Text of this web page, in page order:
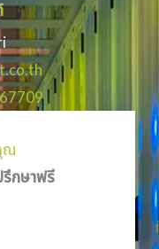
ณ
รึกษาฟรี